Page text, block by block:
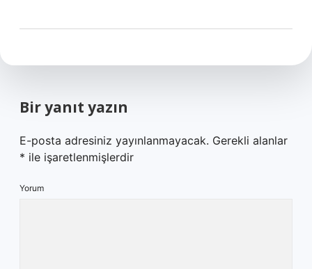
Bir yanıt yazın
E-posta adresiniz yayınlanmayacak. Gerekli alanlar
* ile işaretlenmişlerdir
Yorum